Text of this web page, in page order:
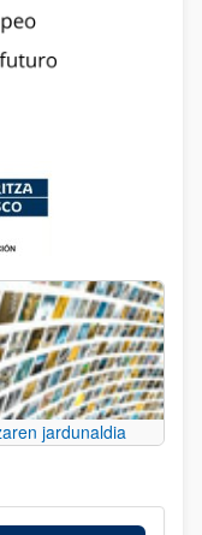
jardunaldia